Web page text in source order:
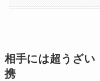
相手には超うざい
携